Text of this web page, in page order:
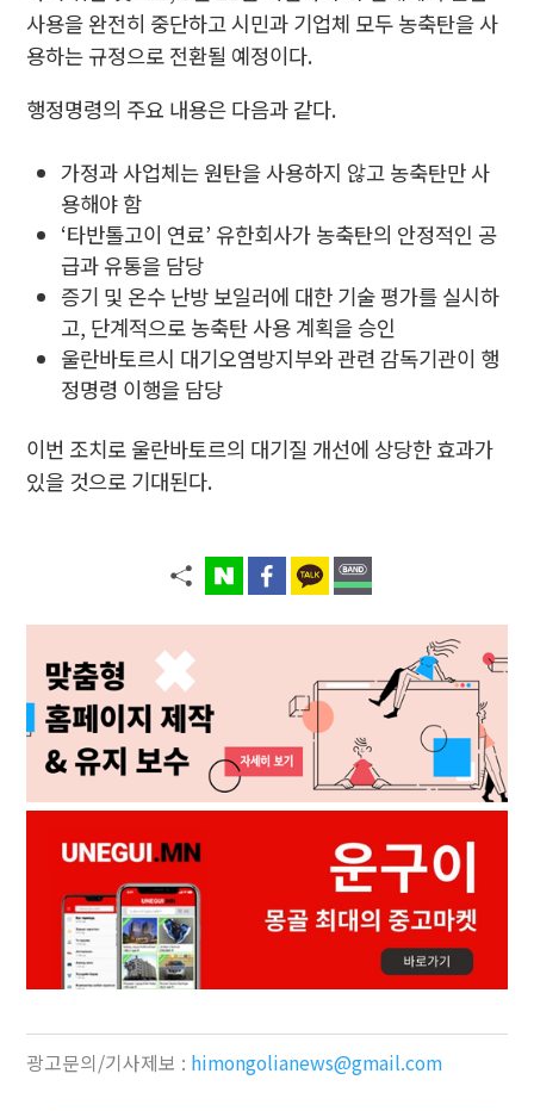
사용을 완전히 중단하고 시민과 기업체 모두 농축탄을 사
용하는 규정으로 전환될 예정이다.
행정명령의 주요 내용은 다음과 같다.
가정과 사업체는 원탄을 사용하지 않고 농축탄만 사
용해야 함
‘타반톨고이 연료’ 유한회사가 농축탄의 안정적인 공
급과 유통을 담당
증기 및 온수 난방 보일러에 대한 기술 평가를 실시하
고, 단계적으로 농축탄 사용 계획을 승인
울란바토르시 대기오염방지부와 관련 감독기관이 행
정명령 이행을 담당
이번 조치로 울란바토르의 대기질 개선에 상당한 효과가
있을 것으로 기대된다.
광고문의/기사제보 : himongolianews@gmail.com